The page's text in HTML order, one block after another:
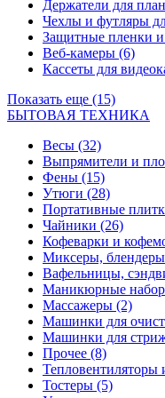
Держатели для
Чехлы и футляры
Защитные пленки и
Веб-камеры (6)
Кассеты для
Показать еще (15)
БЫТОВАЯ ТЕХНИКА
Весы (32)
Выпрямители и
Фены (15)
Утюги (28)
Портативные
Чайники (26)
Кофеварки и
Миксеры, блендеры
Вафельницы,
Маникюрные
Массажеры (2)
Машинки для
Машинки для
Прочее (8)
Тепловентиляторы
Тостеры (5)